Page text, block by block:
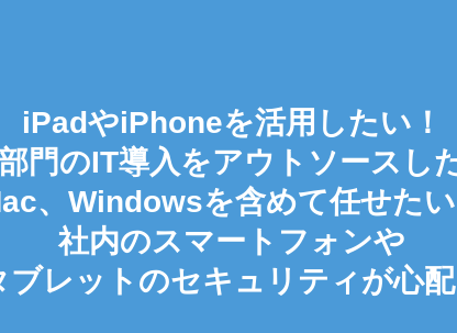
iPadやiPhoneを活用したい！
門のIT導入をアウトソースし
、Windowsを含めて任せたい
社内のスマートフォンや
ブレットのセキュリティが心配